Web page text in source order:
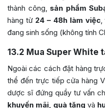
thành công, sản phẩm
hàng từ 24 – 48h làm việc,
đang sinh sống (không tính
13.2 Mua Super White
Ngoài các cách đặt hàng
thể đến trực tiếp cửa hàng
dược sĩ đứng quầy tư vấn
khuyến mãi, quà tặng và